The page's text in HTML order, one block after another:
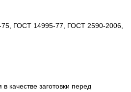
ГОСТ 14995-77, ГОСТ 2590-2006,
качестве заготовки перед